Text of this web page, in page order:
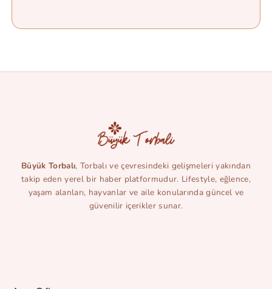
Büyük Torbalı, Torbalı ve çevresindeki gelişmeleri yakından
takip eden yerel bir haber platformudur. Lifestyle, eğlence,
yaşam alanları, hayvanlar ve aile konularında güncel ve
güvenilir içerikler sunar.